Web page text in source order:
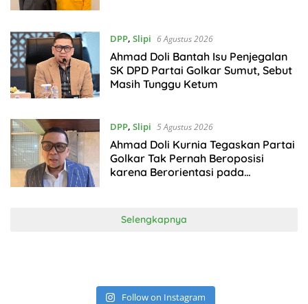
DPP, Slipi 6 Agustus 2026
Ahmad Doli Bantah Isu Penjegalan
SK DPD Partai Golkar Sumut, Sebut
Masih Tunggu Ketum
DPP, Slipi 5 Agustus 2026
Ahmad Doli Kurnia Tegaskan Partai
Golkar Tak Pernah Beroposisi
karena Berorientasi pada
Selengkapnya
Follow on Instagram